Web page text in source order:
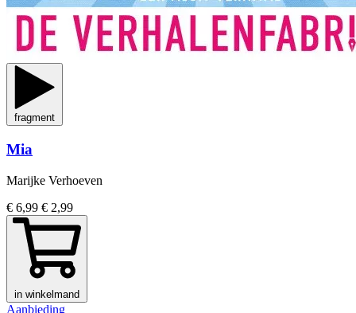
fragment
Mia
Marijke Verhoeven
€ 6,99 € 2,99
in winkelmand
Aanbieding